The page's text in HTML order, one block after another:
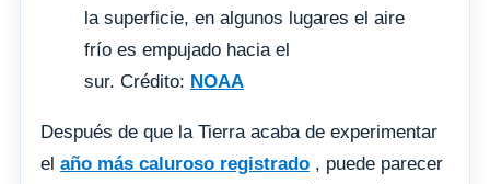
la superficie, en algunos lugares el aire
frío es empujado hacia el
sur. Crédito: NOAA
Después de que la Tierra acaba de experimentar
el año más caluroso registrado , puede parecer